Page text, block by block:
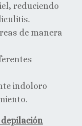
reduciendo
de manera
indoloro